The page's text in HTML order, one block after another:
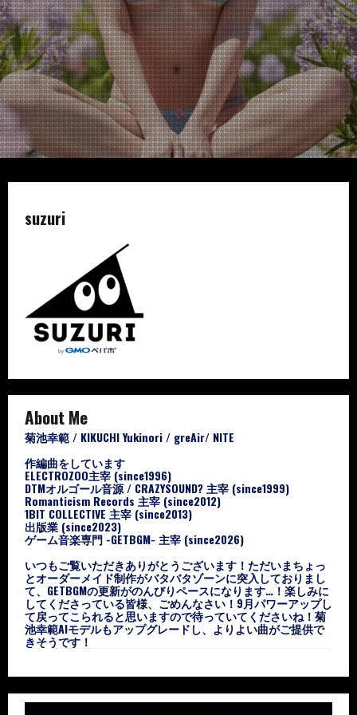
suzuri
About Me
菊池幸範 / KIKUCHI Yukinori / greAir/ NITE
作編曲をしています
ELECTROZOO主宰 (since1996)
DTMオルゴール音源 / CRAZYSOUND? 主宰 (since1999)
Romanticism Records 主宰 (since2012)
1BIT COLLECTIVE 主宰 (since2013)
出版業 (since2023)
ゲーム音楽専門 -GETBGM- 主宰 (since2026)
いつもご覧いただきありがとうございます！ただいまちょっ
とオーダーメイド制作がバタバタゾーンに突入しておりまし
て、GETBGMの更新がのんびりペースになります…！楽しみに
してくださっている皆様、ごめんなさい！9月パワーアップし
て戻ってこられると思いますので待っていてくださいね！菊
池幸範AIモデルもアップグレードし、よりよい曲がご提供で
きそうです！